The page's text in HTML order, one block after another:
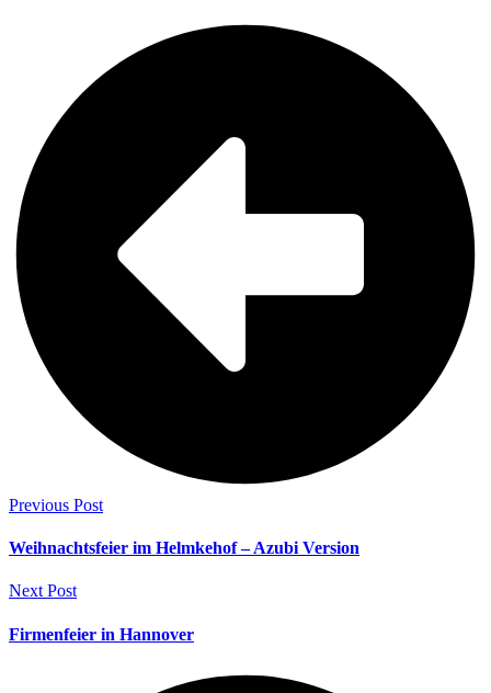
Previous Post
Weihnachtsfeier im Helmkehof – Azubi Version
Next Post
Firmenfeier in Hannover